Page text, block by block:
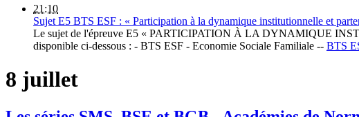
21:10
Sujet E5 BTS ESF : « Participation à la dynamique institutionnelle et
Le sujet de l'épreuve E5 « PARTICIPATION À LA DYNAMIQUE
disponible ci-dessous : - BTS ESF - Economie Sociale Familiale -- BTS
8 juillet